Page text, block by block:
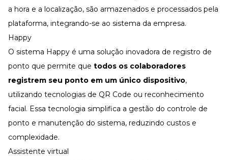
a hora e a localização, são armazenados e processados pela
plataforma, integrando-se ao sistema da empresa.
Happy
O sistema Happy é uma solução inovadora de registro de
ponto que permite que todos os colaboradores
registrem seu ponto em um único dispositivo,
utilizando tecnologias de QR Code ou reconhecimento
facial. Essa tecnologia simplifica a gestão do controle de
ponto e manutenção do sistema, reduzindo custos e
complexidade.
Assistente virtual